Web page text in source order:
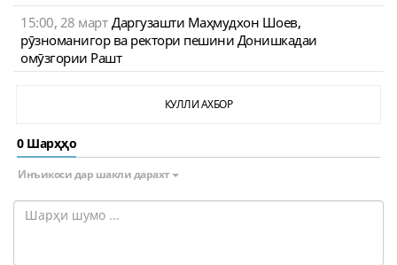
15:00, 28 март Даргузашти Маҳмудхон Шоев,
рӯзноманигор ва ректори пешини Донишкадаи
омӯзгории Рашт
КУЛЛИ АХБОР
0 Шарҳҳо
Инъикоси дар шакли дарахт